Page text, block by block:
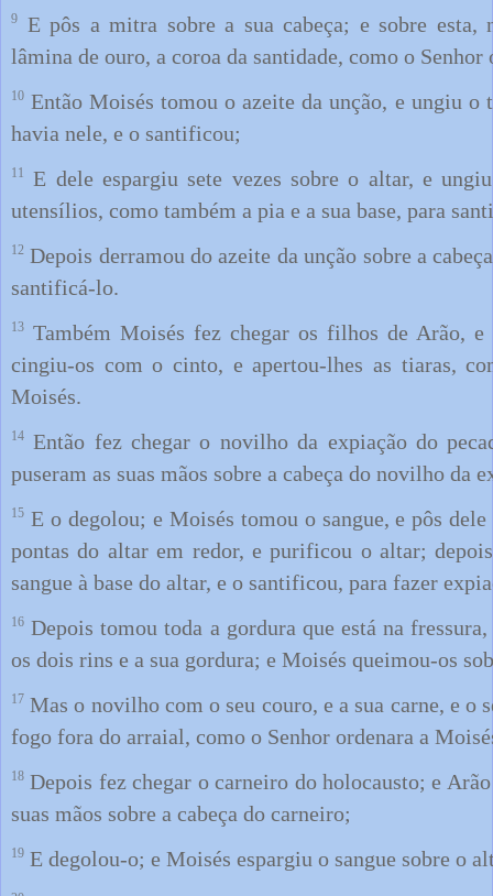
9
E pôs a mitra sobre a sua cabeça; e sobre esta,
lâmina de ouro, a coroa da santidade, como o Senhor
10 Então Moisés tomou o azeite da unção, e ungiu o
havia nele, e o santificou;
11
E dele espargiu sete vezes sobre o altar, e
utensílios, como também a pia e a sua base, para
12 Depois derramou do azeite da unção sobre a
santificá-lo.
13 Também Moisés fez chegar os filhos de Arão, e
cingiu-os com o cinto, e apertou-lhes as tiaras,
Moisés.
14 Então fez chegar o novilho da expiação do
puseram as suas mãos sobre a cabeça do novilho da
15 E o degolou; e Moisés tomou o sangue, e pôs
pontas do altar em redor, e purificou o altar;
sangue à base do altar, e o santificou, para fazer
16 Depois tomou toda a gordura que está na
os dois rins e a sua gordura; e Moisés queimou-os
17 Mas o novilho com o seu couro, e a sua carne, e o
fogo fora do arraial, como o Senhor ordenara a
18 Depois fez chegar o carneiro do holocausto; e
suas mãos sobre a cabeça do carneiro;
19 E degolou-o; e Moisés espargiu o sangue sobre o